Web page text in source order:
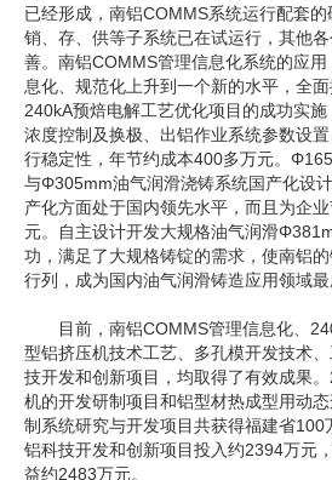
已经形成，南铝COMMS系统运行配套的
销、存、供等子系统已在试运行，其他
善。南铝COMMS管理信息化系统的应
息化、规范化上升到一个新的水平，全面
240kA预焙电解工艺优化项目的成功实
浓度控制及换极、出铝作业系统参数设
行稳定性，年节约成本400多万元。
与Φ305mm油气润滑浇铸系统国产化设
产化方面处于国内领先水平，而且为企
元。自主设计开发大规格油气润滑
功，满足了大规格铸锭的需求，使南铝
行列，成为国内油气润滑铸造应用领域最
目前，南铝COMMS管理信息化、
型铝挤压机技术工艺、多孔模开发技术
技开发和创新项目，均取得了有效成果
机的开发研制项目和铝型材热成型用动
制系统研究与开发项目共获得福建省
铝科技开发和创新项目投入约2394万元
益约2483万元。